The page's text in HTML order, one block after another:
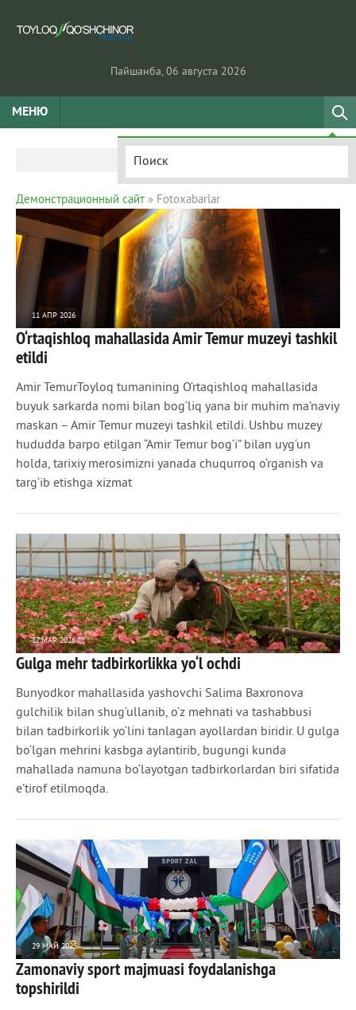
Пайшанба, 06 августа 2026
МЕНЮ
Демонстрационный сайт » Fotoxabarlar
11 АПР 2026
309 0
O‘rtaqishloq mahallasida Amir Temur muzeyi tashkil
etildi
Amir TemurToyloq tumanining O‘rtaqishloq mahallasida
buyuk sarkarda nomi bilan bog‘liq yana bir muhim ma’naviy
maskan – Amir Temur muzeyi tashkil etildi. Ushbu muzey
hududda barpo etilgan “Amir Temur bog‘i” bilan uyg‘un
holda, tarixiy merosimizni yanada chuqurroq o‘rganish va
targ‘ib etishga xizmat
17 МАР 2026
345 0
Gulga mehr tadbirkorlikka yo‘l ochdi
Bunyodkor mahallasida yashovchi Salima Baxronova
gulchilik bilan shug‘ullanib, o‘z mehnati va tashabbusi
bilan tadbirkorlik yo‘lini tanlagan ayollardan biridir. U gulga
bo‘lgan mehrini kasbga aylantirib, bugungi kunda
mahallada namuna bo‘layotgan tadbirkorlardan biri sifatida
e’tirof etilmoqda.
29 МАЙ 2025
1 842 0
Zamonaviy sport majmuasi foydalanishga
topshirildi